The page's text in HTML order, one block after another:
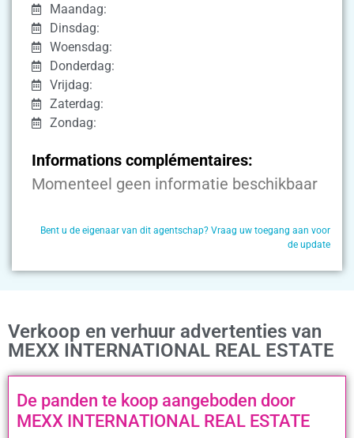
Maandag:
Dinsdag:
Woensdag:
Donderdag:
Vrijdag:
Zaterdag:
Zondag:
Informations complémentaires:
Momenteel geen informatie beschikbaar
Bent u de eigenaar van dit agentschap? Vraag uw toegang aan voor
de update
Verkoop en verhuur advertenties van
MEXX INTERNATIONAL REAL ESTATE
De panden te koop aangeboden door
MEXX INTERNATIONAL REAL ESTATE